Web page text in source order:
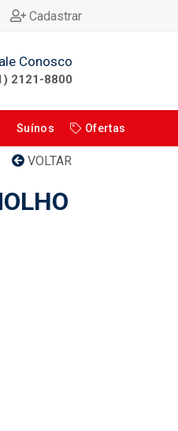
Cadastrar
Conosco
2121-8800
Suínos Ofertas
VOLTAR